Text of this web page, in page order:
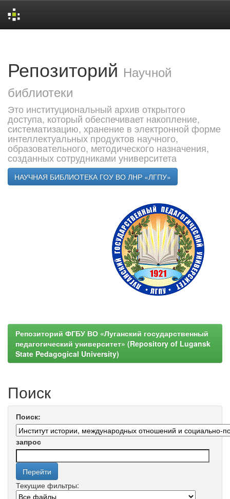
Репозиторий Научной
библиотеки
Это институциональный архив открытого
доступа, который обеспечивает накопление,
систематизацию, хранение в электронной форме
интеллектуальных продуктов научного,
образовательного, методического назначения,
созданных сотрудниками университета
НАУЧНАЯ БИБЛИОТЕКА ГОУ ВО ЛНР «ЛГПУ»
Репозиторий ФГБУ ВО «Луганский государственный
педагогический университет» (Repository of Lugansk
State Pedagogical University)
Поиск
Поиск:
запрос
Текущие фильтры: